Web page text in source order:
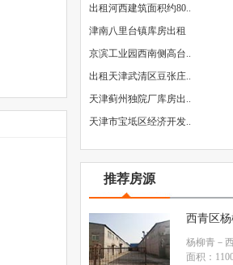
出租河西建筑面积约80..
津南八里台镇库房出租
京滨工业园西南侧高台..
出租天津武清区豆张庄..
天津蓟州独院厂库房出..
天津市宝坻区经济开发..
推荐房源
西青区
杨柳青 －
面积：